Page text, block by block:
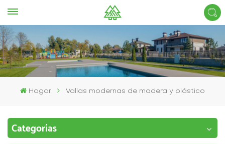
Hogar Vallas modernas de madera y plástico
Categorías